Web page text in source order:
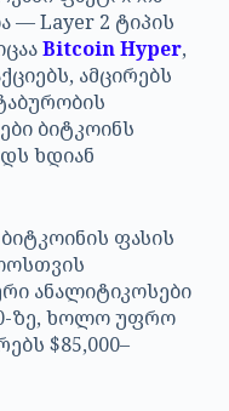
— Layer 2 ტიპის
Bitcoin Hyper,
ამცირებს
ბიტკოინს
ხდიან
ფასის
ანალიტიკოსები
ზე, ხოლო უფრო
$85,000–